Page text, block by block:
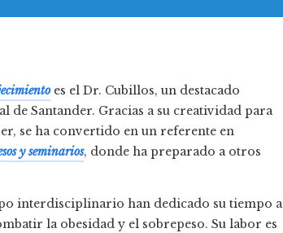
es el Dr. Cubillos, un destacado
Santander. Gracias a su creatividad para
se ha convertido en un referente en
y seminarios, donde ha preparado a otros
interdisciplinario han dedicado su tiempo a
la obesidad y el sobrepeso. Su labor es